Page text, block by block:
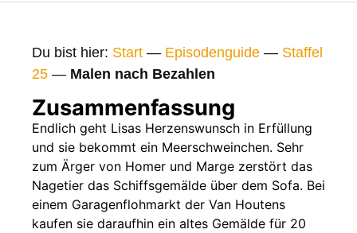
Gags
Gaststars
Fakten
Sendetermine
Nächste / Vorherige Folge
Du bist hier: Start — Episodenguide — Staffel
25 — Malen nach Bezahlen
Zusammenfassung
Endlich geht Lisas Herzenswunsch in Erfüllung
und sie bekommt ein Meerschweinchen. Sehr
zum Ärger von Homer und Marge zerstört das
Nagetier das Schiffsgemälde über dem Sofa. Bei
einem Garagenflohmarkt der Van Houtens
kaufen sie daraufhin ein altes Gemälde für 20